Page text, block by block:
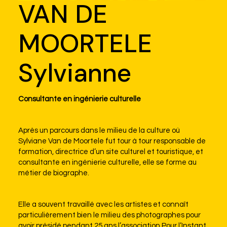
VAN DE
MOORTELE
Sylvianne
Consultante en ingénierie culturelle
Après un parcours dans le milieu de la culture où
Sylviane Van de Moortele fut tour à tour responsable de
formation, directrice d’un site culturel et touristique, et
consultante en ingénierie culturelle, elle se forme au
métier de biographe.
Elle a souvent travaillé avec les artistes et connaît
particulièrement bien le milieu des photographes pour